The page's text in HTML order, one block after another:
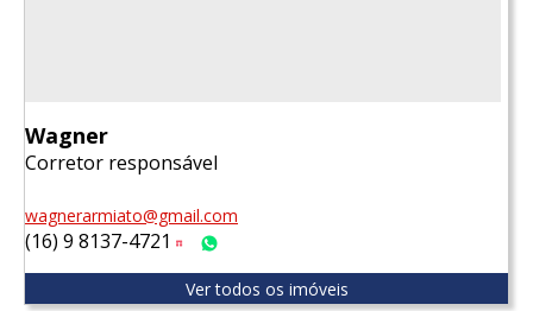
Wagner
Corretor responsável
wagnerarmiato@gmail.com
(16) 9 8137-4721 Tim
Ver todos os imóveis